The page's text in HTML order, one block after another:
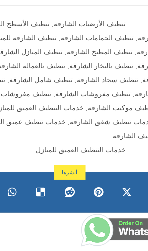
تنظيف الأرضيات الشارقة ,تنظيف الأسطح
,تنظيف الحمامات الشارقة ,تنظيف الشارقة
,تنظيف المطبخ الشارقة ,تنظيف المنازل
,تنظيف بالبخار الشارقة ,تنظيف بالعمالة
,تنظيف سجاد الشارقة ,تنظيف شامل الشارقة ,
,تنظيف مفروشات الشارقة ,تنظيف مفروشات
موكيت الشارقة
خدمات التنظيف العميق
تنظيف شقق الشارقة
خدمات تنظيف عميق
الشارقة
خدمات التنظيف العميق للمنازل